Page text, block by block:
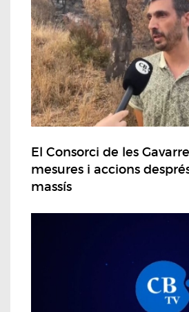
El Consorci de les
mesures i accions
massís